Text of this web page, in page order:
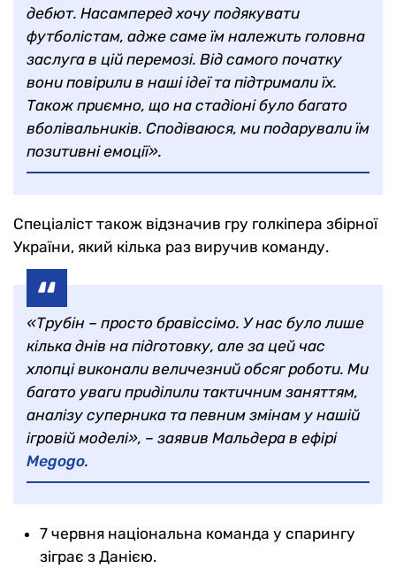
дебют. Насамперед хочу подякувати
футболістам, адже саме їм належить головна
заслуга в цій перемозі. Від самого початку
вони повірили в наші ідеї та підтримали їх.
Також приємно, що на стадіоні було багато
вболівальників. Сподіваюся, ми подарували їм
позитивні емоції».
Спеціаліст також відзначив гру голкіпера збірної
України, який кілька раз виручив команду.
«Трубін – просто бравіссімо. У нас було лише
кілька днів на підготовку, але за цей час
хлопці виконали величезний обсяг роботи. Ми
багато уваги приділили тактичним заняттям,
аналізу суперника та певним змінам у нашій
ігровій моделі», – заявив Мальдера в ефірі
Megogo.
7 червня національна команда у спарингу
зіграє з Данією.